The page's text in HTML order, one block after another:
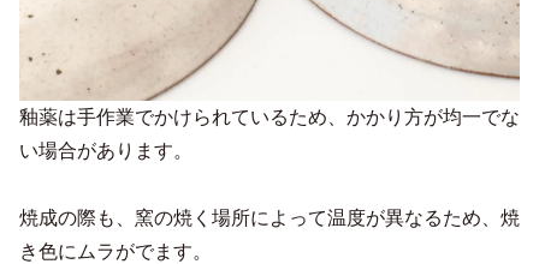
釉薬は手作業でかけられているため、かかり方が均一でな
い場合があります。
焼成の際も、窯の焼く場所によって温度が異なるため、焼
き色にムラがでます。